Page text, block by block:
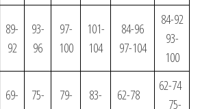
89-
92
93-
96
97-
100
101-
104
84-96
97-104
84-92
93-
100
69-
75-
79-
83-
62-78
62-74
75-